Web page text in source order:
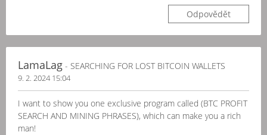
Odpovědět
LamaLag - SEARCHING FOR LOST BITCOIN WALLETS
9. 2. 2024 15:04
I want to show you one exclusive program called (BTC PROFIT
SEARCH AND MINING PHRASES), which can make you a rich
man!